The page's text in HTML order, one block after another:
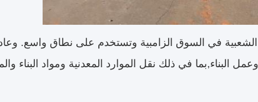
في السوق الزامبية وتستخدم على نطاق واسع.
البناء,بما في ذلك نقل الموارد المعدنية ومواد البناء